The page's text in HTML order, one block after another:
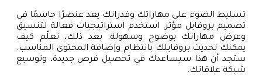
تسليط الضوء على مهاراتك وقدراتك يعد عنصرًا حاسمًا في
تصميم بروفايل مؤثر. استخدم استراتيجيات فعالة لتنسيق
وعرض مهاراتك بوضوح وسهولة. بعد ذلك، تعلّم كيف
يمكنك تحديث بروفايلك بانتظام وإضافة المحتوى المناسب.
ستجد أن هذا سيساعدك في تحصيل فرص جديدة، وتوسيع
شبكة علاقاتك.